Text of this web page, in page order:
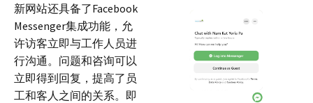
新网站还具备了Facebook
Messenger集成功能，允
许访客立即与工作人员进
行沟通。问题和咨询可以
立即得到回复，提高了员
工和客人之间的关系。即